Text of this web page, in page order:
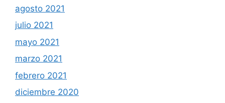
agosto 2021
julio 2021
mayo 2021
marzo 2021
febrero 2021
diciembre 2020